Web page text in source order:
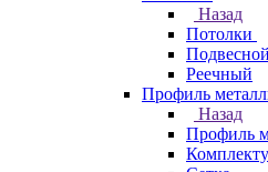
Назад
Потолки
Подвесной
Реечный
Профиль
Назад
Профиль